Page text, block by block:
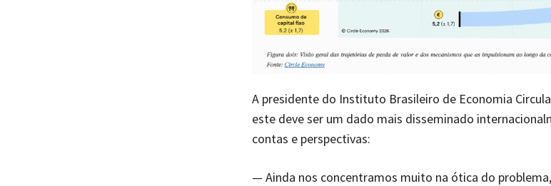
A presidente do Instituto Brasileiro de Economia
este deve ser um dado mais disseminado
contas e perspectivas:
— Ainda nos concentramos muito na ótica do